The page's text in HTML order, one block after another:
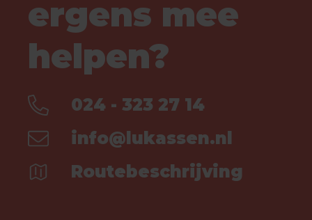
ergens mee
helpen?
024 - 323 27 14
info@lukassen.nl
Routebeschrijving